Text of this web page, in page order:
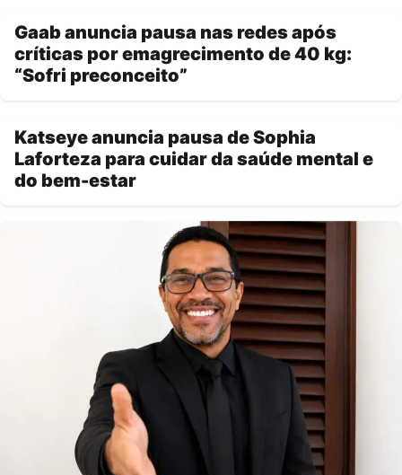
Gaab anuncia pausa nas redes após
críticas por emagrecimento de 40 kg:
“Sofri preconceito”
Katseye anuncia pausa de Sophia
Laforteza para cuidar da saúde mental e
do bem-estar